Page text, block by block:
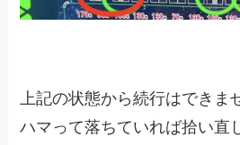
上記の状態から続行はできま
ハマって落ちていれば拾い直